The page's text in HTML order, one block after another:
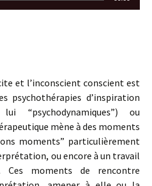
et l’inconscient conscient est
psychothérapies d’inspiration
“psychodynamiques”) ou
mène à des moments
moments” particulièrement
ou encore à un travail
Ces moments de rencontre